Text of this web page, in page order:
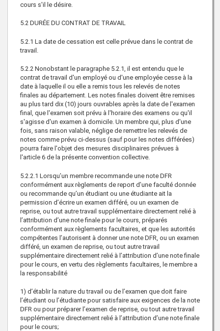
cours s'il le désire.
5.2 DURÉE DU CONTRAT DE TRAVAIL
5.2.1 La date de cessation est celle prévue dans le contrat de
travail.
5.2.2 Nonobstant le paragraphe 5.2.1, il est entendu que le
contrat de travail d'un employé ou d'une employée cesse à la
date à laquelle il ou elle a remis tous les relevés de notes
finales au département. Les notes finales doivent être remises
au plus tard dix (10) jours ouvrables après la date de l'examen
final, que l'examen soit prévu à l'horaire des examens ou qu'il
s'agisse d'un examen à domicile. Un membre qui, plus d'une
fois, sans raison valable, néglige de remettre les relevés de
notes comme prévu ci-dessus (sauf pour les notes différées)
pourra faire l'objet des mesures disciplinaires prévues à
l'article 6 de la présente convention collective.
5.2.2.1 Lorsqu’un membre recommande une note DFR
conformément aux règlements de report d’une faculté donnée
ou recommande qu’un étudiant ou une étudiante ait la
permission d’écrire un examen différé, ou un examen de
reprise, ou tout autre travail supplémentaire directement relié à
l’attribution d’une note finale pour le cours, préparés
conformément aux règlements facultaires, et que les autorités
compétentes l’autorisent à donner une note DFR, ou un examen
différé, un examen de reprise, ou tout autre travail
supplémentaire directement relié à l’attribution d’une note finale
pour le cours, en vertu des règlements facultaires, le membre a
la responsabilité
1) d’établir la nature du travail ou de l’examen que doit faire
l’étudiant ou l’étudiante pour satisfaire aux exigences de la note
DFR ou pour préparer l’examen de reprise, ou tout autre travail
supplémentaire directement relié à l’attribution d’une note finale
pour le cours;